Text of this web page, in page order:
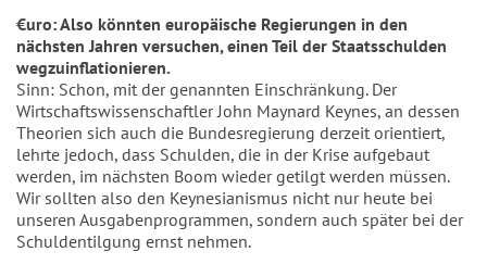
€uro: Also könnten europäische Regierungen in den
nächsten Jahren versuchen, einen Teil der Staatsschulden
wegzuinflationieren.
Sinn: Schon, mit der genannten Einschränkung. Der
Wirtschaftswissenschaftler John Maynard Keynes, an dessen
Theorien sich auch die Bundesregierung derzeit orientiert,
lehrte jedoch, dass Schulden, die in der Krise aufgebaut
werden, im nächsten Boom wieder getilgt werden müssen.
Wir sollten also den Keynesianismus nicht nur heute bei
unseren Ausgabenprogrammen, sondern auch später bei der
Schuldentilgung ernst nehmen.